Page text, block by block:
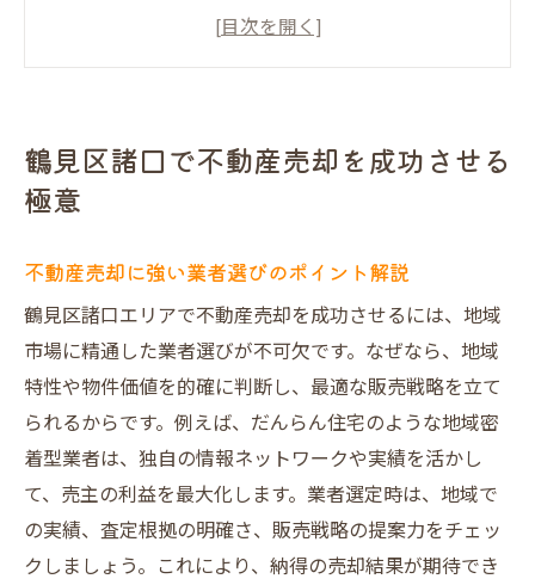
不動産売却成功に不可欠な諸口エリアの特
だんらん住宅の不動産売却サポートが選ば
紹介
納得の価格を実現する売却戦略とは
不動産売却の価格査定ポイントを徹底解説
市場動向を踏まえた不動産売却戦略の立て
方
高値売却を実現する物件価値のアピール方
法
大阪市エリアで不動産売却を有利に進める
鶴見区諸口で不動産売却を成功させる
極意
不動産売却に強い業者選びのポイント解説
鶴見区諸口エリアで不動産売却を成功させるには、地域
市場に精通した業者選びが不可欠です。なぜなら、地域
特性や物件価値を的確に判断し、最適な販売戦略を立て
られるからです。例えば、だんらん住宅のような地域密
着型業者は、独自の情報ネットワークや実績を活かし
て、売主の利益を最大化します。業者選定時は、地域で
の実績、査定根拠の明確さ、販売戦略の提案力をチェッ
クしましょう。これにより、納得の売却結果が期待でき